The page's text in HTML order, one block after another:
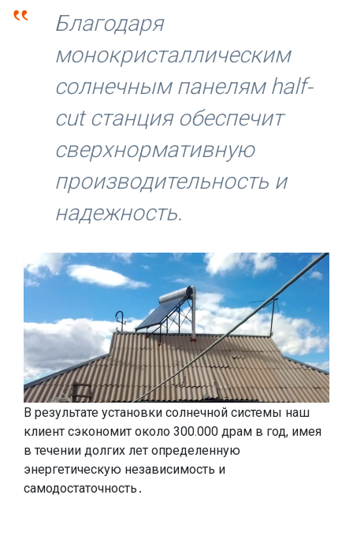
‟
Благодаря
монокристаллическим
солнечным панелям half-
cut станция обеспечит
сверхнормативную
производительность и
надежность.
В результате установки солнечной системы наш
клиент сэкономит около 300.000 драм в год, имея
в течении долгих лет определенную
энергетическую независимость и
самодостаточность․